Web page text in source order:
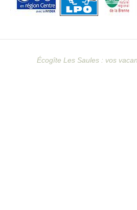
Écogîte Les Saules : vos